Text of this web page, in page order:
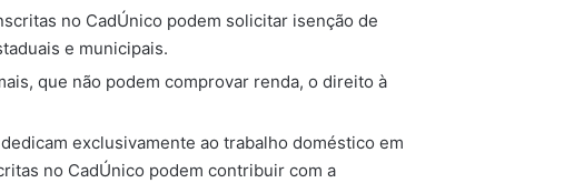
no CadÚnico podem solicitar isenção de
e municipais.
que não podem comprovar renda, o direito à
exclusivamente ao trabalho doméstico em
no CadÚnico podem contribuir com a